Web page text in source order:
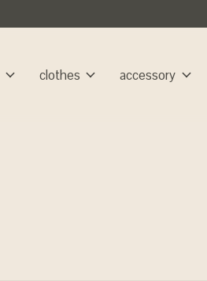
clothes accessory